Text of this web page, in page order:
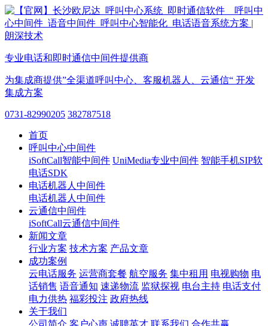
专业电话和即时通信中间件提供商
为集成商提供”全渠道呼叫中心、客服机器人、云通信“ 开发
集成方案
0731-82990205 382787518
首页
呼叫中心中间件
iSoftCall智能中间件 UniMedia专业中间件 智能手机SIP软
电话SDK
电话机器人中间件
电话机器人中间件
云通信中间件
iSoftCall云通信中间件
新闻文章
行业方案 技术方案 产品文章
成功案例
云电话服务 运营商套餐 航空服务 集中租用 电视购物 电
话销售 语音通知 速递物流 监狱探视 电台主持 电话支付
电力供热 福彩投注 政府热线
关于我们
公司简介 客户心声 诚聘英才 联系我们 合作共赢